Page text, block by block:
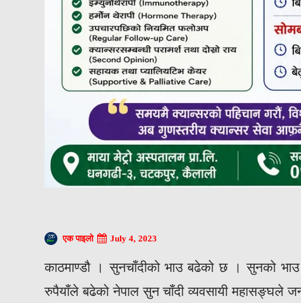
एक पाइलो July 4, 2023
काठमाण्डौ । सुनचाँदीको भाउ बढेको छ । सुनको
रुपैयाँले बढेको नेपाल सुन चाँदी व्यवसायी महासङ्घले